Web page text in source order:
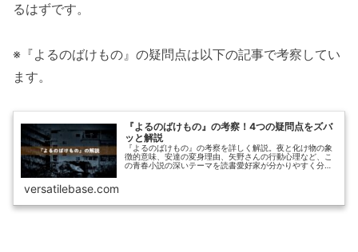
るはずです。
※『よるのばけもの』の疑問点は以下の記事で考察してい
ます。
『よるのばけもの』の考察！4つの疑問点をズバ
ッと解説
『よるのばけもの』の考察を詳しく解説。夜と化け物の象
徴的意味、安達の変身理由、矢野さんの行動心理など、こ
の青春小説の深いテーマを読書愛好家が分かりやすく分析
versatilebase.com